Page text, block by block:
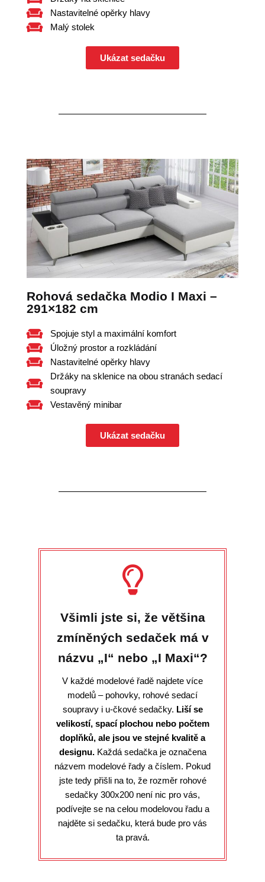
Nastavitelné opěrky hlavy
Malý stolek
Ukázat sedačku
Rohová sedačka Modio I Maxi –
291×182 cm
Spojuje styl a maximální komfort
Úložný prostor a rozkládání
Nastavitelné opěrky hlavy
Držáky na sklenice na obou stranách sedací
soupravy
Vestavěný minibar
Ukázat sedačku
Všimli jste si, že většina
zmíněných sedaček má v
názvu „I“ nebo „I Maxi“?
V každé modelové řadě najdete více
modelů – pohovky, rohové sedací
soupravy i u-čkové sedačky. Liší se
velikostí, spací plochou nebo počtem
doplňků, ale jsou ve stejné kvalitě a
designu.Každá sedačka je označena
názvem modelové řady a číslem. Pokud
jste tedy přišli na to, že rozměr rohové
sedačky 300x200 není nic pro vás,
podívejte se na celou modelovou řadu a
najděte si sedačku, která bude pro vás
ta pravá.